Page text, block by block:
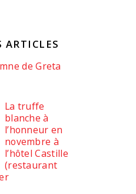
ARTICLES
de Greta
La truffe
blanche à
l’honneur en
novembre à
l’hôtel Castille
(restaurant